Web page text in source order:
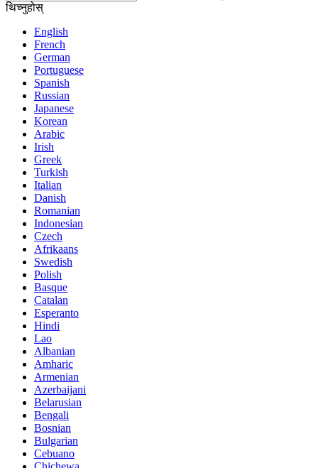
थिच्नुहोस्
English
French
German
Portuguese
Spanish
Russian
Japanese
Korean
Arabic
Irish
Greek
Turkish
Italian
Danish
Romanian
Indonesian
Czech
Afrikaans
Swedish
Polish
Basque
Catalan
Esperanto
Hindi
Lao
Albanian
Amharic
Armenian
Azerbaijani
Belarusian
Bengali
Bosnian
Bulgarian
Cebuano